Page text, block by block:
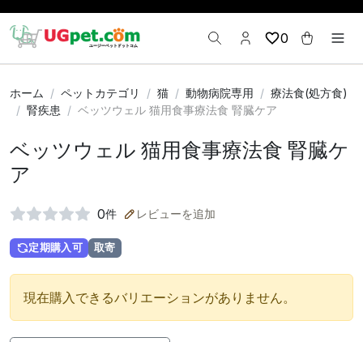
0
ホーム ペットカテゴリ 猫 動物病院専用
療法食(処方食)
腎疾患
ベッツウェル 猫用食事療法食 腎臓ケア
ベッツウェル 猫用食事療法食 腎臓ケ
ア
0件 レビューを追加
定期購入可 取寄
現在購入できるバリエーションがありません。